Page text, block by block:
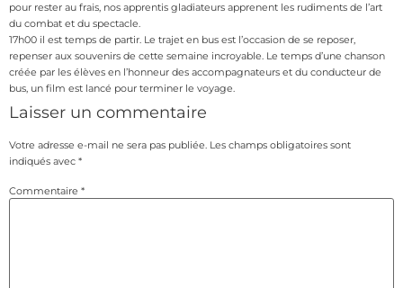
pour rester au frais, nos apprentis gladiateurs apprenent les rudiments de l’art
du combat et du spectacle.
17h00 il est temps de partir. Le trajet en bus est l’occasion de se reposer,
repenser aux souvenirs de cette semaine incroyable. Le temps d’une chanson
créée par les élèves en l’honneur des accompagnateurs et du conducteur de
bus, un film est lancé pour terminer le voyage.
Laisser un commentaire
Votre adresse e-mail ne sera pas publiée. Les champs obligatoires sont
indiqués avec *
Commentaire *